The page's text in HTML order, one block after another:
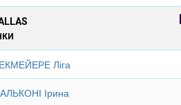
Ліга
Ірина